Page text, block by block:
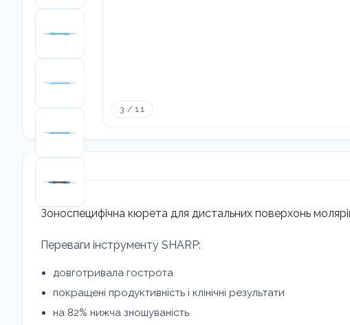
3 / 11
Опис
Зоноспецифічна кюрета для дистальних поверхонь
Переваги інструменту SHARP:
довготривала гострота
покращені продуктивність і клінічні результати
на 82% нижча зношуваність